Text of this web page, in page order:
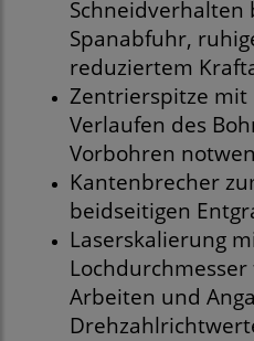
Spanabfuhr,
reduziertem
Zentrierspitze mit
Verlaufen des
Vorbohren
Kantenbrecher
beidseitigen
Laserskalierung
Arbeiten und